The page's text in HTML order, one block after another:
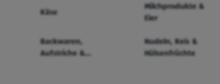
Käse
Milchprodukte &
Eier
Backwaren,
Aufstriche &
Nudeln, Reis &
Hülsenfrüchte